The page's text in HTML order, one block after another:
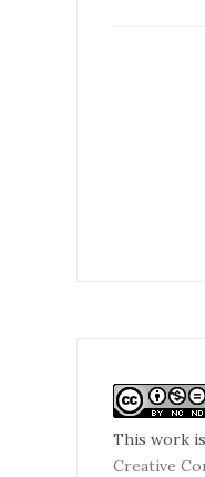
This work
Creative